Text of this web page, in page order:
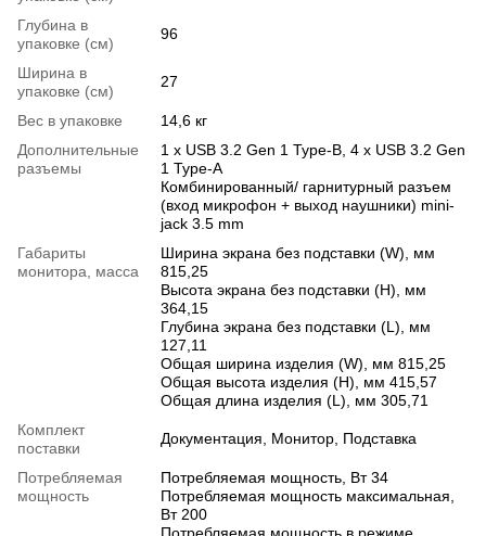
Глубина в
упаковке (см)
96
Ширина в
упаковке (см)
27
Вес в упаковке
14,6 кг
Дополнительные
разъемы
1 х USB 3.2 Gen 1 Type-B, 4 х USB 3.2 Gen
1 Type-A
Комбинированный/ гарнитурный разъем
(вход микрофон + выход наушники) mini-
jack 3.5 mm
Габариты
монитора, масса
Ширина экрана без подставки (W), мм
815,25
Высота экрана без подставки (H), мм
364,15
Глубина экрана без подставки (L), мм
127,11
Общая ширина изделия (W), мм 815,25
Общая высота изделия (H), мм 415,57
Общая длина изделия (L), мм 305,71
Комплект
поставки
Документация, Монитор, Подставка
Потребляемая
мощность
Потребляемая мощность, Вт 34
Потребляемая мощность максимальная,
Вт 200
Потребляемая мощность в режиме